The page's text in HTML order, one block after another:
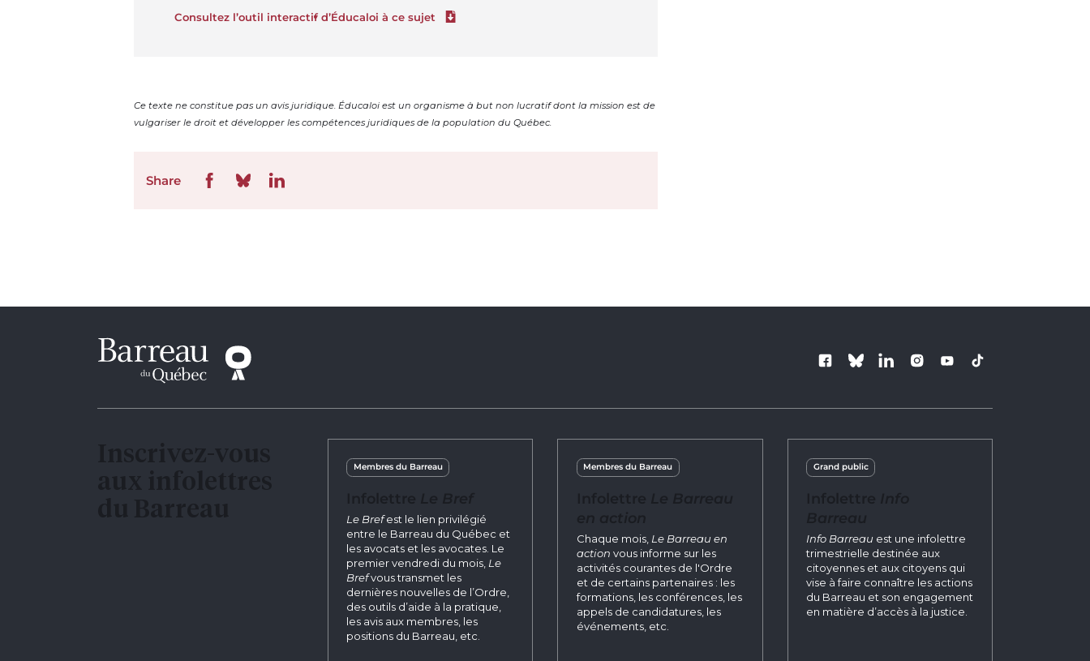
Consultez l’outil interactif d’Éducaloi à ce sujet Download file
Ce texte ne constitue pas un avis juridique. Éducaloi est un organisme à but non lucratif dont la mission est de
vulgariser le droit et développer les compétences juridiques de la population du Québec.
Share
Membres du Barreau
Le Brefest le lien privilégié
entre le Barreau du Québec et
les avocats et les avocates. Le
premier vendredi du mois, Le
Brefvous transmet les
dernières nouvelles de l’Ordre,
des outils d’aide à la pratique,
les avis aux membres, les
positions du Barreau, etc.
Membres du Barreau
Chaque mois, Le Barreau en
action vous informe sur les
activités courantes de l'Ordre
et de certains partenaires : les
formations, les conférences, les
appels de candidatures, les
événements, etc.
Grand public
Info Barreau est une infolettre
trimestrielle destinée aux
citoyennes et aux citoyens qui
vise à faire connaître les actions
du Barreau et son engagement
en matière d’accès à la justice.